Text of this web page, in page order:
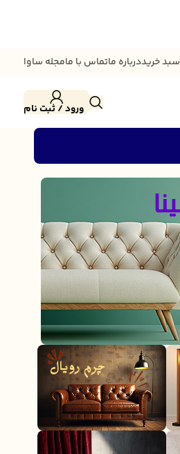
سبد خریددرباره ماتماس با مامجله ساوا
ورود / ثبت نام